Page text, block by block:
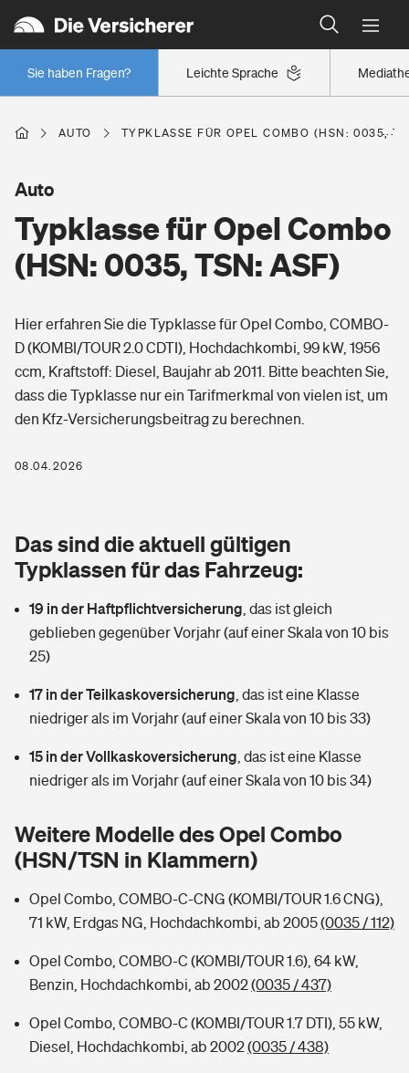
Leichte Sprache
Sie haben Fragen?
Wer versichert was: Jetzt Versicherer finden
Regionalklassen: So ist Ihre Region eingestuft
Wer versichert was: Jetzt Versicherer finden
Berufsunfähigkeitsversicherung
Erwerbsunfähigkeitsversicherung
Grundfähigkeitsversicherung
Arbeitsrechtsschutz
Berufshaftpflichtversicherung
Zur Übersicht
Tools
Wer versichert was: Jetzt Versicherer finden
Sie haben Fragen?
Wohnen
Elementarversicherung
Glasversicherung
Mietkautionsversicherung
Restkreditversicherung
Hochwasser-Check: Wie gefährdet ist Ihr Haus?
Wer versichert was: Jetzt Versicherer finden
Sie haben Fragen?
Freizeit
Pri­vate Haft­pflicht­
Kinderunfall­ver­si­che­rung
Kinderinvalidität
Hundehalter-Haftpflicht
Private Cyberversicherung
Musikinstrumentenversicherung
Zur Übersicht
Tools
Gesundheit
Private Krankenversicherung
Dread-Disease-Versicherung
Tierkrankenversicherung
Zur Übersicht
Tools
Wer versichert was: Jetzt Versicherer finden
Sie haben Fragen?
Rentenrechner: Wie viel Geld bekomme ich im Alter?
AUTO TYPKLASSE FÜR OPEL COMBO (HSN: 0035,
Typklasse für Opel Combo
(HSN: 0035, TSN: ASF)
Auto
Hier erfahren Sie die Typklasse für Opel Combo, COMBO-
D (KOMBI/TOUR 2.0 CDTI), Hochdachkombi, 99 kW, 1956
ccm, Kraftstoff: Diesel, Baujahr ab 2011. Bitte beachten Sie,
dass die Typklasse nur ein Tarifmerkmal von vielen ist, um
den Kfz-Versicherungsbeitrag zu berechnen.
08.04.2026
Das sind die aktuell gültigen
Typklassen für das Fahrzeug:
19 in der Haftpflichtversicherung das ist gleich
geblieben gegenüber Vorjahr (auf einer Skala von 10 bis
25)
17 in der Teilkaskoversicherung das ist eine Klasse
niedriger als im Vorjahr (auf einer Skala von 10 bis 33)
15 in der Vollkaskoversicherung das ist eine Klasse
niedriger als im Vorjahr (auf einer Skala von 10 bis 34)
Weitere Modelle des Opel Combo
(HSN/TSN in Klammern)
Opel Combo, COMBO-C-CNG (KOMBI/TOUR 1.6 CNG),
71 kW, Erdgas NG, Hochdachkombi, ab 2005(0035 / 112)
Opel Combo, COMBO-C (KOMBI/TOUR 1.6), 64 kW,
Benzin, Hochdachkombi, ab 2002(0035 / 437)
Opel Combo, COMBO-C (KOMBI/TOUR 1.7 DTI), 55 kW,
Diesel, Hochdachkombi, ab 2002(0035 / 438)